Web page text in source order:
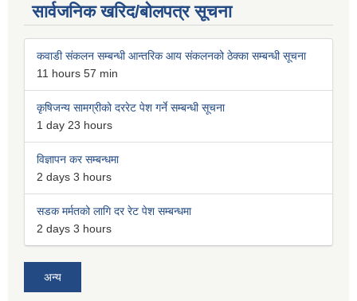
सार्वजनिक खरिद/बोलपत्र सूचना
कवाडी संकलन सम्बन्धी आन्तरिक आय संकलनको ठेक्का सम्बन्धी सूचना
11 hours 57 min
कृषिजन्य सामग्रीको दररेट पेश गर्ने सम्बन्धी सूचना
1 day 23 hours
विज्ञापन कर सम्बन्धमा
2 days 3 hours
सडक मर्मतको लागि दर रेट पेश सम्बन्धमा
2 days 3 hours
अन्य